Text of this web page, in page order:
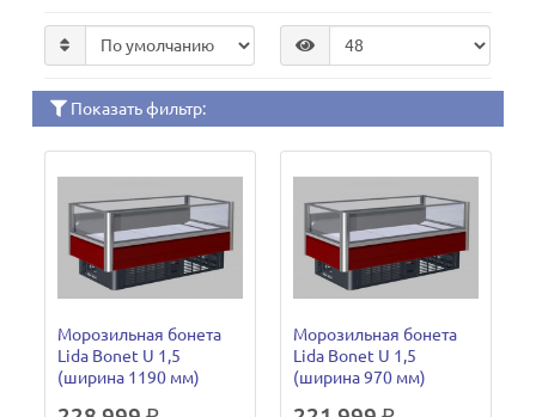
Показать фильтр:
Морозильная бонета
Lida Bonet U 1,5
(ширина 1190 мм)
Морозильная бонета
Lida Bonet U 1,5
(ширина 970 мм)